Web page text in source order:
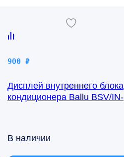
900 ₽
Дисплей внутреннего блока
кондиционера Ballu BSV/IN-
В наличии